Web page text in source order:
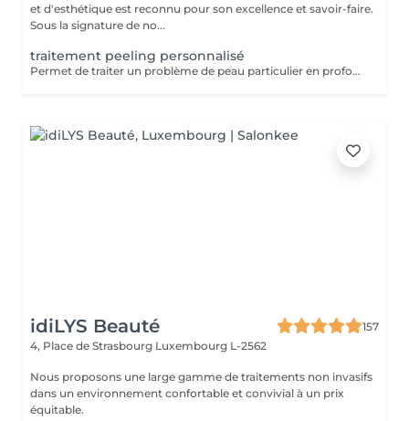
et d'esthétique est reconnu pour son excellence et savoir-faire.
Sous la signature de no...
traitement peeling personnalisé
Permet de traiter un problème de peau particulier en profondeur par exfoliation, sans traumatisme important pour la peau. Avec quatre produits domicile. Fréquence toutes les deux semaines. Exposition au soleil interdite sans protection pendant la durée du traitement. Tous nos soins et traitements sont mixtes hommes et femmes. Les traitements en cure sont valables six mois. Sur conseil de votre esthéticienne, des combinaisons de soins et de traitements sont possibles, afin d'obtenir un résultat optimal. Attention certain traitements nécessitent des explications préalables ainsi qu'une commande spécifique des coffrets et de soins personnalisés.
idiLYS Beauté
157
4, Place de Strasbourg Luxembourg L-2562
Nous proposons une large gamme de traitements non invasifs
dans un environnement confortable et convivial à un prix
équitable.